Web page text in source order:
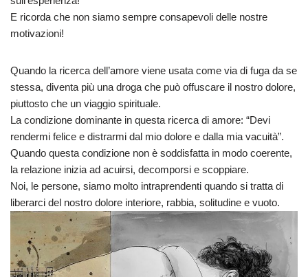
E ricorda che non siamo sempre consapevoli delle nostre
motivazioni!
Quando la ricerca dell’amore viene usata come via di fuga da se
stessa, diventa più una droga che può offuscare il nostro dolore,
piuttosto che un viaggio spirituale.
La condizione dominante in questa ricerca di amore: “Devi
rendermi felice e distrarmi dal mio dolore e dalla mia vacuità”.
Quando questa condizione non è soddisfatta in modo coerente,
la relazione inizia ad acuirsi, decomporsi e scoppiare.
Noi, le persone, siamo molto intraprendenti quando si tratta di
liberarci del nostro dolore interiore, rabbia, solitudine e vuoto.